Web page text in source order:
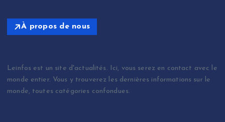
À propos de nous
Leinfos est un site d'actualités. Ici, vous serez en contact avec le
monde entier. Vous y trouverez les dernières informations sur le
monde, toutes catégories confondues.